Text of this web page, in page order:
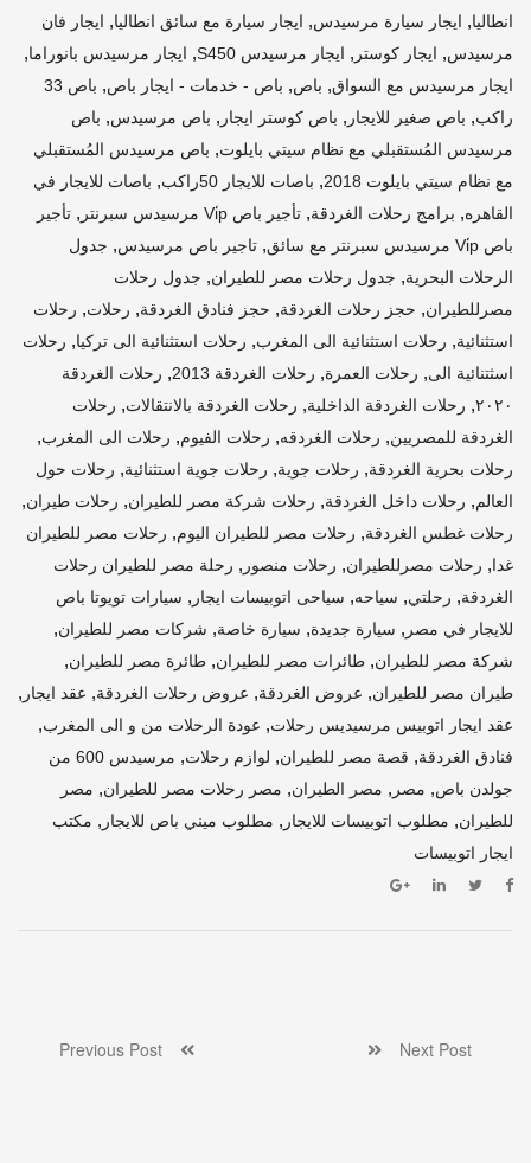
انطاليا, ايجار سيارة مرسيدس, ايجار سيارة مع سائق انطاليا, ايجار فان
مرسيدس, ايجار كوستر , ايجار مرسيدس S450 , ايجار مرسيدس بانوراما,
ايجار مرسيدس مع السواق, باص, باص - خدمات - ايجار باص,
باص 33
راكب, باص صغير للايجار , باص كوستر ايجار , باص مرسيدس, باص
مرسيدس المُستقبلي مع نظام سيتي بايلوت, باص مرسيدس المُستقبلي
مع نظام سيتي بايلوت 2018
, باصات للايجار 50راكب , باصات للايجار في
القاهره, برامج رحلات الغردقة, تأجير باص Vi̇p مرسيدس سبرنتر , تأجير
باص Vi̇p مرسيدس سبرنتر مع سائق
, تاجير باص مرسيدس, جدول
الرحلات البحرية, جدول رحلات مصر للطيران, جدول رحلات
مصرللطيران, حجز رحلات الغردقة, حجز فنادق الغردقة, رحلات, رحلات
استثنائية, رحلات استثنائية الى المغرب, رحلات استثنائية الى تركيا, رحلات
اسثتنائية الى, رحلات العمرة, رحلات الغردقة 2013 , رحلات الغردقة
٢٠٢٠, رحلات الغردقة الداخلية, رحلات الغردقة بالانتقالات, رحلات
الغردقة للمصريين, رحلات الغردقه, رحلات الفيوم, رحلات الى المغرب,
رحلات بحرية الغردقة, رحلات جوية, رحلات جوية استثنائية, رحلات حول
العالم, رحلات داخل الغردقة, رحلات شركة مصر للطيران, رحلات طيران,
رحلات غطس الغردقة, رحلات مصر للطيران اليوم, رحلات مصر للطيران
غدا, رحلات مصرللطيران, رحلات منصور , رحلة مصر للطيران رحلات
الغردقة, رحلتي, سياحه, سياحى اتوبيسات ايجار , سيارات تويوتا باص
للايجار في مصر , سيارة جديدة, سيارة خاصة, شركات مصر للطيران,
شركة مصر للطيران, طائرات مصر للطيران, طائرة مصر للطيران,
طيران مصر للطيران, عروض الغردقة, عروض رحلات الغردقة, عقد ايجار ,
عقد ايجار اتوبيس مرسيديس رحلات, عودة الرحلات من و الى المغرب,
فنادق الغردقة, قصة مصر للطيران, لوازم رحلات,
مرسيدس 600 من
جولدن باص, مصر , مصر الطيران, مصر رحلات مصر للطيران, مصر
للطيران, مطلوب اتوبيسات للايجار , مطلوب ميني باص للايجار , مكتب
ايجار اتوبيسات
Next Post